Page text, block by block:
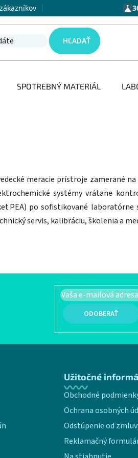
HĽADAŤ
SPOTREBNÝ MATERIÁL
meracie prístroje
systémy vrátane
po sofistikované laboratórne
servis, kalibráciu, školenia a
Užitočné
Obchodné
Ochrana osobných
Odstúpenie od
Reklamačný